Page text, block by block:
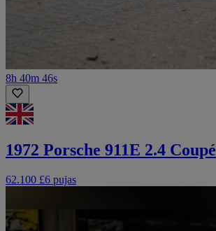
8h 40m 46s
1972 Porsche 911E 2.4 Coupé
62.100 £6 pujas